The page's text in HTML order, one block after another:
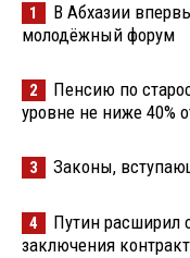
1
В Абхазии
молодёжный форум
2
Пенсию по
уровне не ниже 40%
3 Законы,
4
Путин расширил
заключения